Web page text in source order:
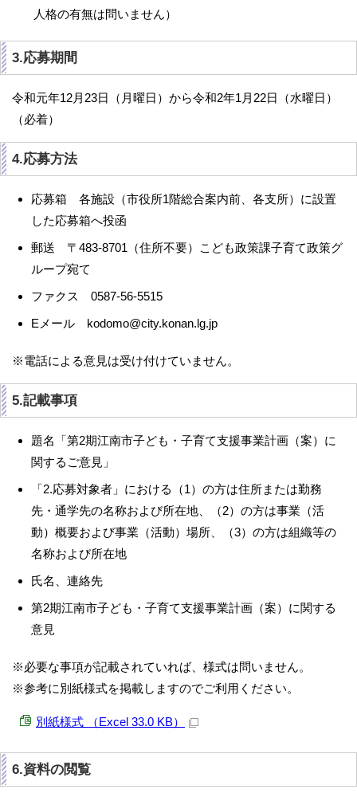
人格の有無は問いません）
3.応募期間
令和元年12月23日（月曜日）から令和2年1月22日（水曜日）
（必着）
4.応募方法
応募箱 各施設（市役所1階総合案内前、各支所）に設置
した応募箱へ投函
郵送 〒483-8701（住所不要）こども政策課子育て政策グ
ループ宛て
ファクス 0587-56-5515
Eメール kodomo@city.konan.lg.jp
※電話による意見は受け付けていません。
5.記載事項
題名「第2期江南市子ども・子育て支援事業計画（案）に
関するご意見」
「2.応募対象者」における（1）の方は住所または勤務
先・通学先の名称および所在地、（2）の方は事業（活
動）概要および事業（活動）場所、（3）の方は組織等の
名称および所在地
氏名、連絡先
第2期江南市子ども・子育て支援事業計画（案）に関する
意見
※必要な事項が記載されていれば、様式は問いません。
※参考に別紙様式を掲載しますのでご利用ください。
別紙様式 （Excel 33.0 KB）
6.資料の閲覧